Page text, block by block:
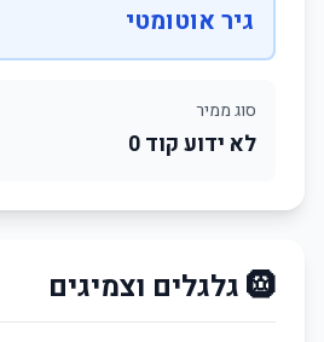
גיר אוטומטי
סוג ממיר
לא ידוע קוד 0
🛞 גלגלים וצמיגים